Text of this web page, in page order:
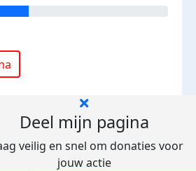
Deel mijn pagina
veilig en snel om donaties voor
jouw actie